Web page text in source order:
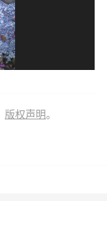
版权声明。